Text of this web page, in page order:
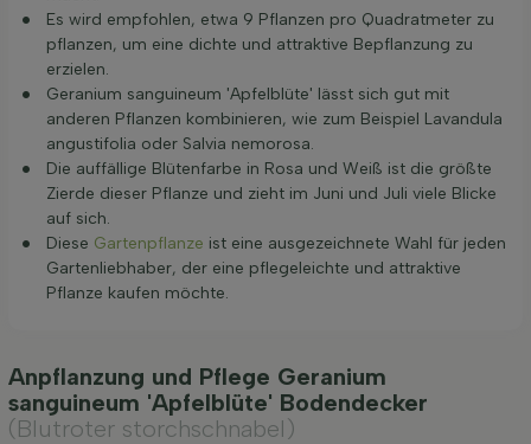
Es wird empfohlen, etwa 9 Pflanzen pro Quadratmeter zu
pflanzen, um eine dichte und attraktive Bepflanzung zu
erzielen.
Geranium sanguineum 'Apfelblüte' lässt sich gut mit
anderen Pflanzen kombinieren, wie zum Beispiel Lavandula
angustifolia oder Salvia nemorosa.
Die auffällige Blütenfarbe in Rosa und Weiß ist die größte
Zierde dieser Pflanze und zieht im Juni und Juli viele Blicke
auf sich.
Diese Gartenpflanze ist eine ausgezeichnete Wahl für jeden
Gartenliebhaber, der eine pflegeleichte und attraktive
Pflanze kaufen möchte.
Anpflanzung und Pflege Geranium
sanguineum 'Apfelblüte' Bodendecker
(Blutroter storchschnabel)